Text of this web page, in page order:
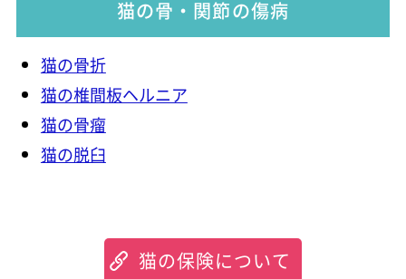
猫の骨・関節の傷病
猫の骨折
猫の椎間板ヘルニア
猫の骨瘤
猫の脱臼
猫の保険について